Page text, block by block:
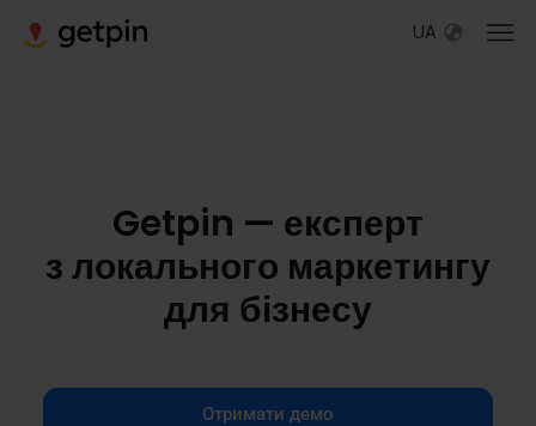
UA
Getpin — експерт
з локального маркетингу
для бізнесу
Отримати демо